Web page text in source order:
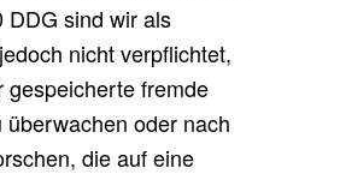
DDG sind wir als
nicht verpflichtet,
gespeicherte fremde
oder nach
die auf eine